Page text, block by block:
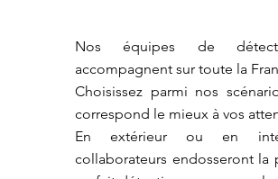
Nos équipes de
accompagnent sur toute la
Choisissez parmi nos
correspond le mieux à vos
En extérieur ou en
collaborateurs endosseront la